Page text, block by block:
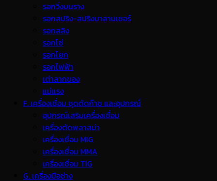
รอกวิ่งบนราง
รอกสปริง-สปริงบาลานเซอร์
รอกสลิง
รอกโซ่
รอกโยก
รอกไฟฟ้า
เต่าลากของ
แม่แรง
F. เครื่องเชื่อม ชุดตัดก๊าซ และอุปกรณ์
อุปกรณ์เสริมเครื่องเชื่อม
เครื่องตัดพลาสม่า
เครื่องเชื่อม MIG
เครื่องเชื่อม MMA
เครื่องเชื่อม TIG
G. เครื่องมือช่าง